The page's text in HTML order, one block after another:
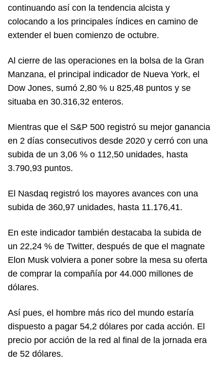
continuando así con la tendencia alcista y
colocando a los principales índices en camino de
extender el buen comienzo de octubre.
Al cierre de las operaciones en la bolsa de la Gran
Manzana, el principal indicador de Nueva York, el
Dow Jones, sumó 2,80 % u 825,48 puntos y se
situaba en 30.316,32 enteros.
Mientras que el S&P 500 registró su mejor ganancia
en 2 días consecutivos desde 2020 y cerró con una
subida de un 3,06 % o 112,50 unidades, hasta
3.790,93 puntos.
El Nasdaq registró los mayores avances con una
subida de 360,97 unidades, hasta 11.176,41.
En este indicador también destacaba la subida de
un 22,24 % de Twitter, después de que el magnate
Elon Musk volviera a poner sobre la mesa su oferta
de comprar la compañía por 44.000 millones de
dólares.
Así pues, el hombre más rico del mundo estaría
dispuesto a pagar 54,2 dólares por cada acción. El
precio por acción de la red al final de la jornada era
de 52 dólares.